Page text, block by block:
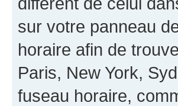
sur votre panneau
horaire afin de
Paris, New York,
fuseau horaire,